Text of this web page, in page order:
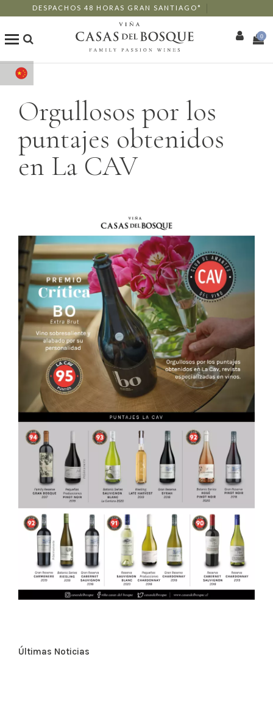
DESPACHOS 48 HORAS GRAN SANTIAGO*
商店
我们的葡萄酒
Enotourism
餐厅
更多信息
0
Orgullosos por los
puntajes obtenidos
en La CAV
Últimas Noticias